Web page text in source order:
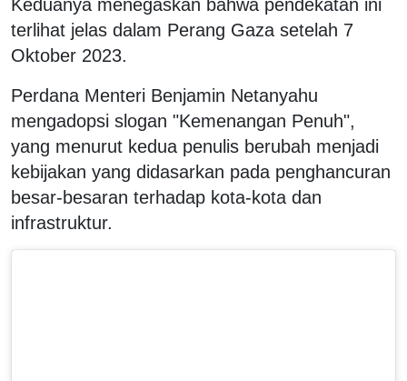
Keduanya menegaskan bahwa pendekatan ini
terlihat jelas dalam Perang Gaza setelah 7
Oktober 2023.
Perdana Menteri Benjamin Netanyahu
mengadopsi slogan "Kemenangan Penuh",
yang menurut kedua penulis berubah menjadi
kebijakan yang didasarkan pada penghancuran
besar-besaran terhadap kota-kota dan
infrastruktur.